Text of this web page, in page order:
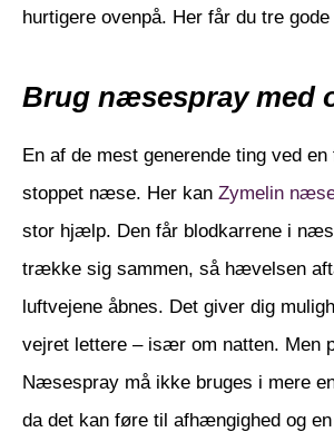
hurtigere ovenpå. Her får du tre
Brug næsespray med
En af de mest generende ting ved
stoppet næse. Her kan Zymelin
stor hjælp. Den får blodkarrene i
trække sig sammen, så hævelsen
luftvejene åbnes. Det giver dig
vejret lettere – især om natten. Men
Næsespray må ikke bruges i mere
da det kan føre til afhængighed og